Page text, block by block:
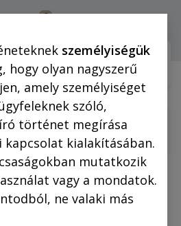
0
(mobilra)
(egyéni)
fritte á la Sevilla!” 40x50
személyiségük
hogy olyan nagyszerű
amely személyiséget
szóló,
történet megírása
kialakításában.
mutatkozik
vagy a mondatok.
ne valaki más